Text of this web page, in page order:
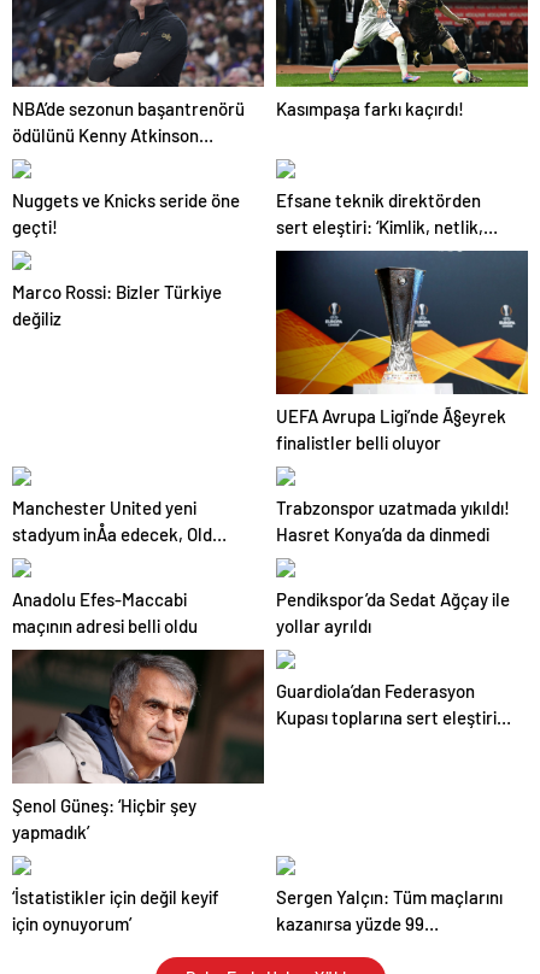
NBA’de sezonun başantrenörü
ödülünü Kenny Atkinson
kazandı!
Kasımpaşa farkı kaçırdı!
Nuggets ve Knicks seride öne
geçti!
Efsane teknik direktörden
sert eleştiri: ‘Kimlik, netlik,
ritim yok’
Marco Rossi: Bizler Türkiye
değiliz
UEFA Avrupa Ligi’nde Ã§eyrek
finalistler belli oluyor
Manchester United yeni
stadyum inÅa edecek, Old
Trafford yÄ±kÄ±lacak: 100 bin
Trabzonspor uzatmada yıkıldı!
Hasret Konya’da da dinmedi
Anadolu Efes-Maccabi
maçının adresi belli oldu
Pendikspor’da Sedat Ağçay ile
yollar ayrıldı
Şenol Güneş: ‘Hiçbir şey
yapmadık’
Guardiola’dan Federasyon
Kupası toplarına sert eleştiri!
‘İstatistikler için değil keyif
için oynuyorum’
Sergen Yalçın: Tüm maçlarını
kazanırsa yüzde 99